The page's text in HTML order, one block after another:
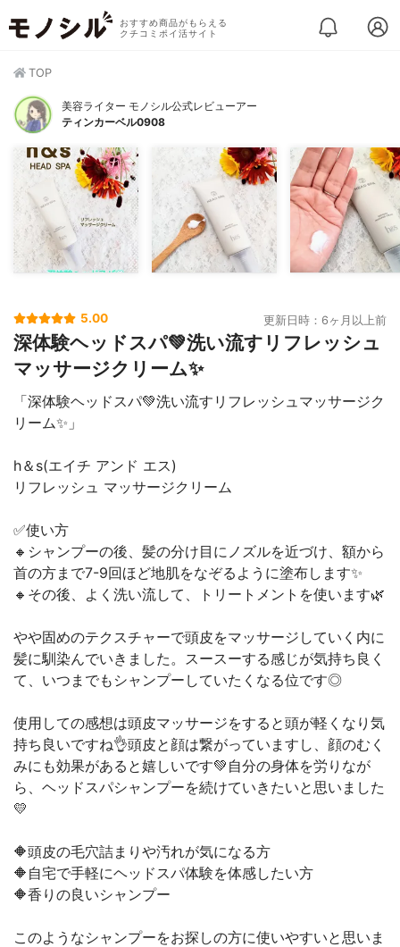
おすすめ商品がもらえる
クチコミポイ活サイト
TOP
美容ライター モノシル公式レビューアー
ティンカーベル0908
5.00 更新日時：6ヶ月以上前
深体験ヘッドスパ💚洗い流すリフレッシュ
マッサージクリーム✨
「深体験ヘッドスパ💚洗い流すリフレッシュマッサージク
リーム✨」
h＆s(エイチ アンド エス)
リフレッシュ マッサージクリーム
✅使い方
🔸シャンプーの後、髪の分け目にノズルを近づけ、額から
首の方まで7-9回ほど地肌をなぞるように塗布します✨
🔸その後、よく洗い流して、トリートメントを使います🌿
やや固めのテクスチャーで頭皮をマッサージしていく内に
髪に馴染んでいきました。スースーする感じが気持ち良く
て、いつまでもシャンプーしていたくなる位です◎
使用しての感想は頭皮マッサージをすると頭が軽くなり気
持ち良いですね👌頭皮と顔は繋がっていますし、顔のむく
みにも効果があると嬉しいです💚自分の身体を労りなが
ら、ヘッドスパシャンプーを続けていきたいと思いました
💛
🔶頭皮の毛穴詰まりや汚れが気になる方
🔶自宅で手軽にヘッドスパ体験を体感したい方
🔶香りの良いシャンプー
このようなシャンプーをお探しの方に使いやすいと思いま